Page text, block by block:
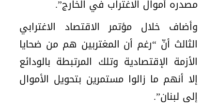
مصدره أموال الاغتراب في الخارج”.
وأضاف خلال مؤتمر الاقتصاد الاغترابي
الثالث أنّ “رغم أن المغتربين هم من ضحايا
الأزمة الإقتصادية وتلك المرتبطة بالودائع
إلا أنهم ما زالوا مستمرين بتحويل الأموال
إلى لبنان”.